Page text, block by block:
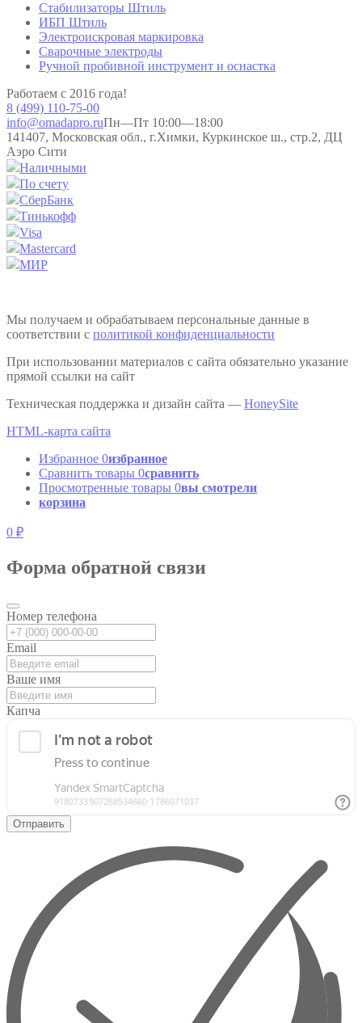
Стабилизаторы Штиль
ИБП Штиль
Электроискровая маркировка
Сварочные электроды
Ручной пробивной инструмент и оснастка
Работаем с 2016 года!
8 (499) 110-75-00
info@omadapro.ruПн—Пт 10:00—18:00
141407, Московская обл., г.Химки, Куркинское ш., стр.2, ДЦ
Аэро Сити
Наличными
По счету
СберБанк
Тинькофф
Visa
Mastercard
МИР
Мы получаем и обрабатываем персональные данные в
соответствии с политикой конфиденциальности
При использовании материалов с сайта обязательно указание
прямой ссылки на сайт
Техническая поддержка и дизайн сайта — HoneySite
HTML-карта сайта
Избранное 0избранное
Сравнить товары 0сравнить
Просмотренные товары 0вы смотрели
корзина
0 ₽
Форма обратной связи
Номер телефона
Email
Ваше имя
Капча
Отправить